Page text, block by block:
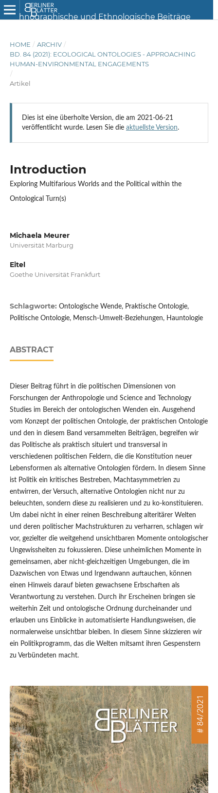
HOME / ARCHIV /
BD. 84 (2021): ECOLOGICAL ONTOLOGIES - APPROACHING
HUMAN-ENVIRONMENTAL ENGAGEMENTS
/
Artikel
Dies ist eine überholte Version, die am 2021-06-21
veröffentlicht wurde. Lesen Sie die aktuellste Version.
Introduction
Exploring Multifarious Worlds and the Political within the
Ontological Turn(s)
Michaela Meurer
Universität Marburg
Eitel
Goethe Universität Frankfurt
Schlagworte: Ontologische Wende, Praktische Ontologie,
Politische Ontologie, Mensch-Umwelt-Beziehungen, Hauntologie
ABSTRACT
Dieser Beitrag führt in die politischen Dimensionen von
Forschungen der Anthropologie und Science and Technology
Studies im Bereich der ontologischen Wenden ein. Ausgehend
vom Konzept der politischen Ontologie, der praktischen Ontologie
und den in diesem Band versammelten Beiträgen, begreifen wir
das Politische als praktisch situiert und transversal in
verschiedenen politischen Feldern, die die Konstitution neuer
Lebensformen als alternative Ontologien fördern. In diesem Sinne
ist Politik ein kritisches Bestreben, Machtasymmetrien zu
entwirren, der Versuch, alternative Ontologien nicht nur zu
beleuchten, sondern diese zu realisieren und zu ko-konstituieren.
Um dabei nicht in einer reinen Beschreibung alteritärer Welten
und deren politischer Machstrukturen zu verharren, schlagen wir
vor, gezielter die weitgehend unsichtbaren Momente ontologischer
Ungewissheiten zu fokussieren. Diese unheimlichen Momente in
gemeinsamen, aber nicht-gleichzeitigen Umgebungen, die im
Dazwischen von Etwas und Irgendwann auftauchen, können
einen Hinweis darauf bieten gewachsene Erbschaften als
Verantwortung zu verstehen. Durch ihr Erscheinen bringen sie
weiterhin Zeit und ontologische Ordnung durcheinander und
erlauben uns Einblicke in automatisierte Handlungsweisen, die
normalerweise unsichtbar bleiben. In diesem Sinne skizzieren wir
ein Politikprogramm, das die Welten mitsamt ihren Gespenstern
zu Verbündeten macht.